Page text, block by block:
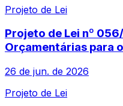
Projeto de Lei
Projeto de Lei nº
Orçamentárias para
26 de jun. de 2026
Projeto de Lei